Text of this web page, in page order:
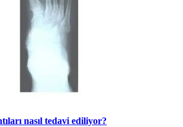
nasıl tedavi ediliyor?